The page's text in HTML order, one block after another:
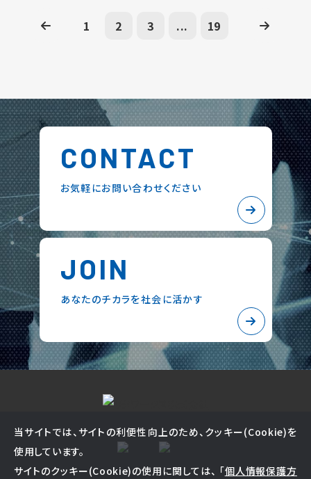
1 2 3 ... 19
当サイトでは、サイトの利便性向上のため、クッキー(Cookie)を
使用しています。
サイトのクッキー(Cookie)の使用に関しては、 「個人情報保護方
CONTACT
お気軽にお問い合わせください
JOIN
あなたのチカラを社会に活かす